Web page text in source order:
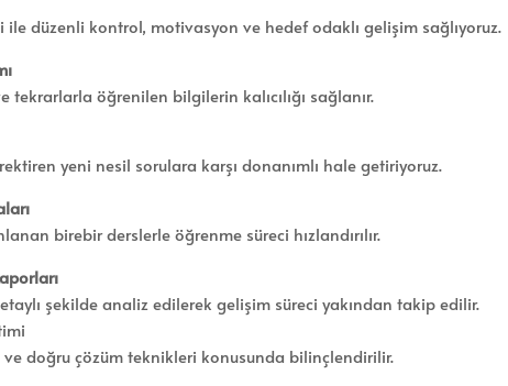
düzenli kontrol, motivasyon ve hedef odaklı gelişim sağlıyoruz.
tekrarlarla öğrenilen bilgilerin kalıcılığı sağlanır.
yeni nesil sorulara karşı donanımlı hale getiriyoruz.
birebir derslerle öğrenme süreci hızlandırılır.
şekilde analiz edilerek gelişim süreci yakından takip edilir.
ve doğru çözüm teknikleri konusunda bilinçlendirilir.